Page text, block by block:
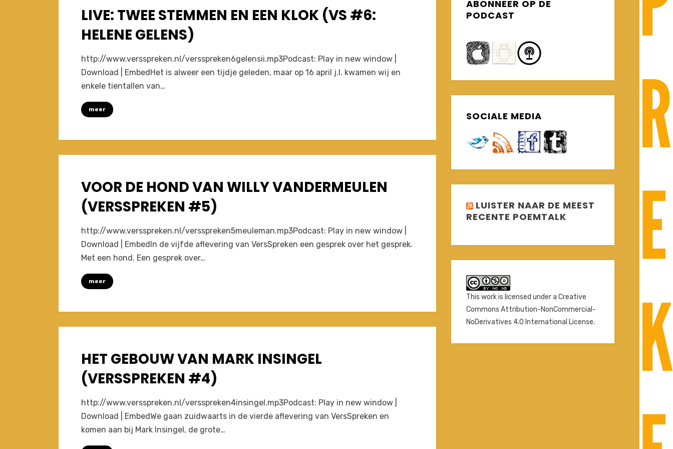
Posted
July 12, 2010
Afleveringen
LIVE: TWEE STEMMEN EN EEN KLOK (VS #6:
HELENE GELENS)
by Joost
1 Commenton
Live:
#6:
Gelens)
http://www.versspreken.nl/versspreken6gelensii.mp3Podcast: Play in new window |
Download | EmbedHet is alweer een tijdje geleden, maar op 16 april j.l. kwamen wij en
enkele tientallen van…
meer
Posted
May 20, 2010
Afleveringen
VOOR DE HOND VAN WILLY VANDERMEULEN
(VERSSPREKEN #5)
by Joost
Leave a commenton
voor
hond
#5)
http://www.versspreken.nl/versspreken5meuleman.mp3Podcast: Play in new window |
Download | EmbedIn de vijfde aflevering van VersSpreken een gesprek over het gesprek.
Met een hond. Een gesprek over…
meer
PostedFebruary 14, 2010
Afleveringen
HET GEBOUW VAN MARK INSINGEL
(VERSSPREKEN #4)
by Joost
Leave a commenton
Het
http://www.versspreken.nl/versspreken4insingel.mp3Podcast: Play in new window |
Download | EmbedWe gaan zuidwaarts in de vierde aflevering van VersSpreken en
komen aan bij Mark Insingel, de grote…
ABONNEER OP DE
PODCAST
SOCIALE MEDIA
LUISTER NAAR DE MEEST
RECENTE POEMTALK
This work is licensed under a Creative
Commons Attribution-NonCommercial-
NoDerivatives 4.0 International License.